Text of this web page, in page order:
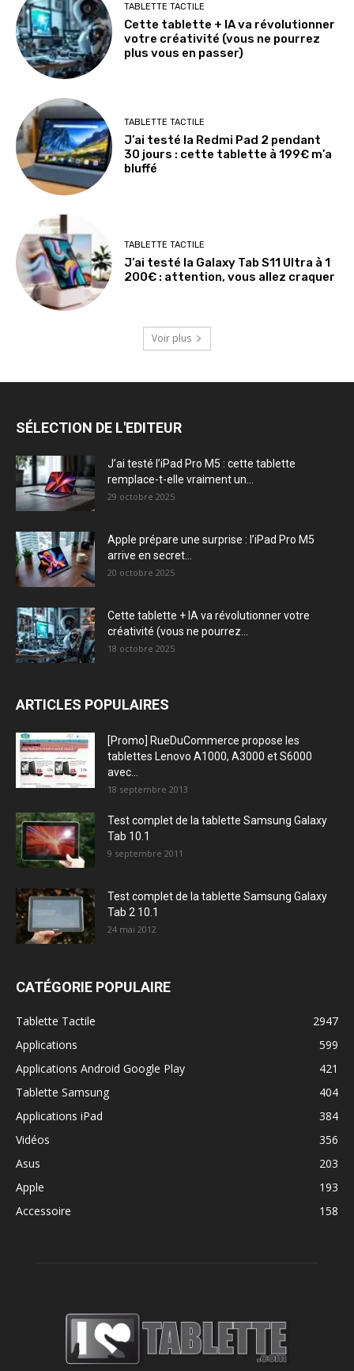
TABLETTE TACTILE
Cette tablette + IA va révolutionner
votre créativité (vous ne pourrez
plus vous en passer)
TABLETTE TACTILE
J’ai testé la Redmi Pad 2 pendant
30 jours : cette tablette à 199€ m’a
bluffé
TABLETTE TACTILE
J’ai testé la Galaxy Tab S11 Ultra à 1
200€ : attention, vous allez craquer
Voir plus
SÉLECTION DE L'EDITEUR
J’ai testé l’iPad Pro M5 : cette tablette
remplace-t-elle vraiment un...
29 octobre 2025
Apple prépare une surprise : l’iPad Pro M5
arrive en secret...
20 octobre 2025
Cette tablette + IA va révolutionner votre
créativité (vous ne pourrez...
18 octobre 2025
ARTICLES POPULAIRES
[Promo] RueDuCommerce propose les
tablettes Lenovo A1000, A3000 et S6000
avec...
18 septembre 2013
Test complet de la tablette Samsung Galaxy
Tab 10.1
9 septembre 2011
Test complet de la tablette Samsung Galaxy
Tab 2 10.1
24 mai 2012
CATÉGORIE POPULAIRE
Tablette Tactile
2947
Applications
599
Applications Android Google Play
421
Tablette Samsung
404
Applications iPad
384
Vidéos
356
Asus
203
Apple
193
Accessoire
158